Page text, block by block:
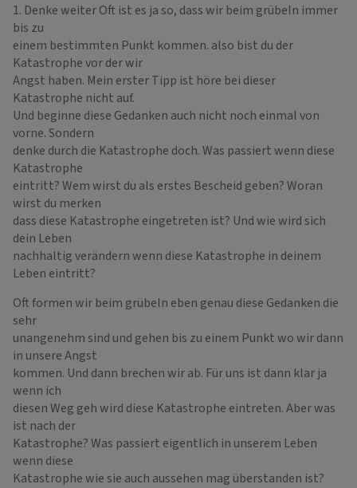
1. Denke weiter Oft ist es ja so, dass wir beim grübeln immer
bis zu
einem bestimmten Punkt kommen. also bist du der
Katastrophe vor der wir
Angst haben. Mein erster Tipp ist höre bei dieser
Katastrophe nicht auf.
Und beginne diese Gedanken auch nicht noch einmal von
vorne. Sondern
denke durch die Katastrophe doch. Was passiert wenn diese
Katastrophe
eintritt? Wem wirst du als erstes Bescheid geben? Woran
wirst du merken
dass diese Katastrophe eingetreten ist? Und wie wird sich
dein Leben
nachhaltig verändern wenn diese Katastrophe in deinem
Leben eintritt?
Oft formen wir beim grübeln eben genau diese Gedanken die
sehr
unangenehm sind und gehen bis zu einem Punkt wo wir dann
in unsere Angst
kommen. Und dann brechen wir ab. Für uns ist dann klar ja
wenn ich
diesen Weg geh wird diese Katastrophe eintreten. Aber was
ist nach der
Katastrophe? Was passiert eigentlich in unserem Leben
wenn diese
Katastrophe wie sie auch aussehen mag überstanden ist?